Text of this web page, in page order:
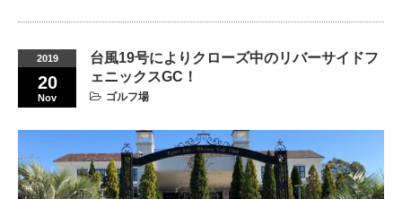
2019
20
Nov
台風19号によりクローズ中のリバーサイドフ
ェニックスGC！
ゴルフ場